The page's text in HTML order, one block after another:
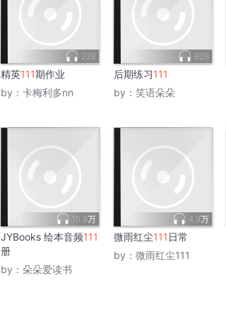
228
精英111期作业
by： 卡梅利多nn
828
后期练习111
by： 笑语朵朵
15.9万
JYBooks 绘本音频111
册
by： 朵朵爱读书
4.9万
微雨红尘111 日常
by： 微雨红尘111